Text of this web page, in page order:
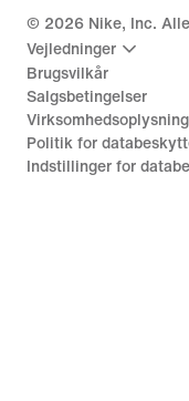
© 2026 Nike, Inc.
Vejledninger
Brugsvilkår
Salgsbetingelser
Politik for
Indstillinger for